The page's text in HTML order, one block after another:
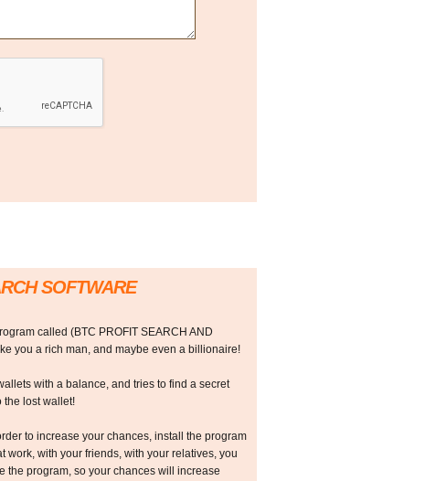
SOFTWARE
called (BTC PROFIT SEARCH AND
you a rich man, and maybe even a billionaire!
with a balance, and tries to find a secret
the lost wallet!
to increase your chances, install the program
work, with your friends, with your relatives, you
the program, so your chances will increase